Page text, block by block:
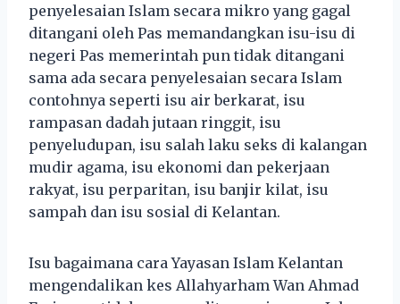
penyelesaian Islam secara mikro yang gagal
ditangani oleh Pas memandangkan isu-isu di
negeri Pas memerintah pun tidak ditangani
sama ada secara penyelesaian secara Islam
contohnya seperti isu air berkarat, isu
rampasan dadah jutaan ringgit, isu
penyeludupan, isu salah laku seks di kalangan
mudir agama, isu ekonomi dan pekerjaan
rakyat, isu perparitan, isu banjir kilat, isu
sampah dan isu sosial di Kelantan.
Isu bagaimana cara Yayasan Islam Kelantan
mengendalikan kes Allahyarham Wan Ahmad